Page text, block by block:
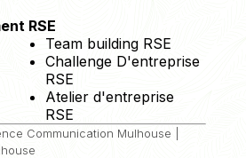
RSE
Team building RSE
Challenge D'entreprise
RSE
Atelier d'entreprise
RSE
Communication Mulhouse